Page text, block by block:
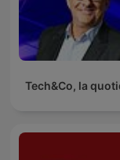
Tech&Co, la